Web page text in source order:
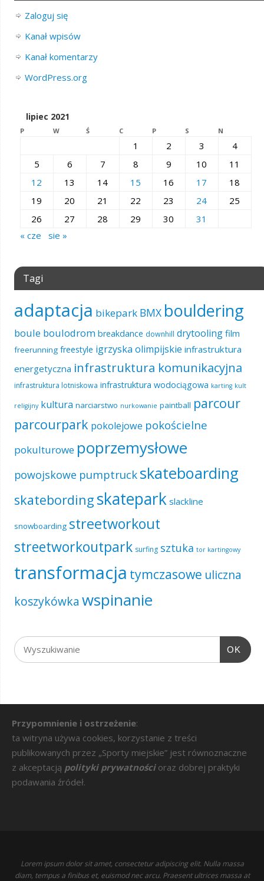
Zaloguj się
Kanał wpisów
Kanał komentarzy
WordPress.org
lipiec 2021
P W Ś C P S N
1 2 3
4
5
6 7 8 9 10
11
12
13 14 15 16 17
18
19
20 21 22 23 24
25
26
27 28 29 30
31
« cze
sie »
Tagi
adaptacja bikepark BMX bouldering
boule boulodrom breakdance downhill drytooling film
freerunning freestyle igrzyska olimpijskie infrastruktura
energetyczna infrastruktura komunikacyjna
infrastruktura lotniskowa infrastruktura wodociągowa karting kult
religijny kultura narciarstwo nurkowanie paintball parcour
parcourpark pokolejowe pokościelne
pokulturowe poprzemysłowe
powojskowe pumptruck skateboarding
skatebording skatepark slackline
snowboarding streetworkout
streetworkoutpark surfing sztuka tor kartingowy
transformacja tymczasowe uliczna
koszykówka wspinanie
OK
Przypomnienie i ostrzeżenie:
ta witryna używa cookies, korzystanie z treści
publikowanych przez „Sporty miejskie” jest równoznaczne
z akceptacją polityki prywatności oraz dobrej praktyki
podawania źródeł.
Lorem ipsum dolor sit amet, consectetur adipiscing elit. Nulla massa
diam, tempus a finibus et, euismod nec arcu. Praesent ultrices massa at